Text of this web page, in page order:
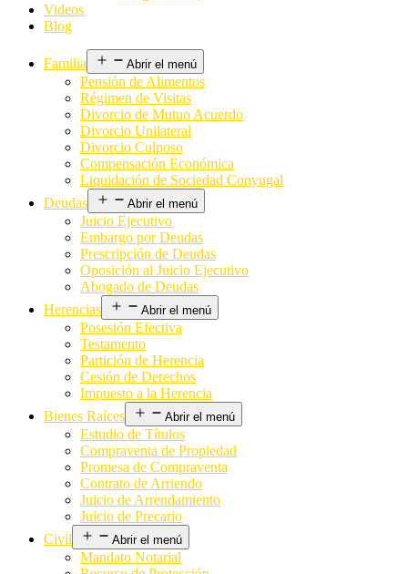
Videos
Blog
Familia Abrir el menú
Pensión de Alimentos
Régimen de Visitas
Divorcio de Mutuo Acuerdo
Divorcio Unilateral
Divorcio Culposo
Compensación Económica
Liquidación de Sociedad Conyugal
Deudas
Abrir el menú
Juicio Ejecutivo
Embargo por Deudas
Prescripción de Deudas
Oposición al Juicio Ejecutivo
Abogado de Deudas
Herencias
Abrir el menú
Posesión Efectiva
Testamento
Partición de Herencia
Cesión de Derechos
Impuesto a la Herencia
Bienes Raíces
Abrir el menú
Estudio de Títulos
Compraventa de Propiedad
Promesa de Compraventa
Contrato de Arriendo
Juicio de Arrendamiento
Juicio de Precario
Civil
Abrir el menú
Mandato Notarial